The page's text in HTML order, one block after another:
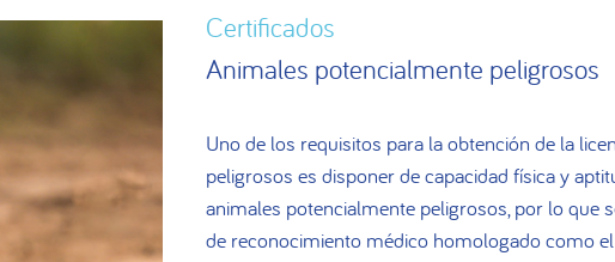
Certificados
Animales potencialmente peligrosos
Uno de los requisitos para la obtención de la
peligrosos es disponer de capacidad física y
animales potencialmente peligrosos, por lo que
de reconocimiento médico homologado como